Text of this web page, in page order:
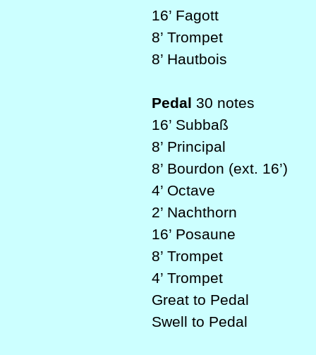
16’ Fagott
8’ Trompet
8’ Hautbois
Pedal 30 notes
16’ Subbaß
8’ Principal
8’ Bourdon (ext. 16’)
4’ Octave
2’ Nachthorn
16’ Posaune
8’ Trompet
4’ Trompet
Great to Pedal
Swell to Pedal